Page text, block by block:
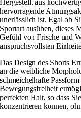
Hergestellt aus
hervorragende
unerlässlich ist. Egal ob
Sportart ausüben, dieses
Gefühl von Frische und
anspruchsvollsten
Das Design des Shorts
an die weibliche
schmeichelhafte
Bewegungsfreiheit
perfekten Halt, so dass
konzentrieren können,